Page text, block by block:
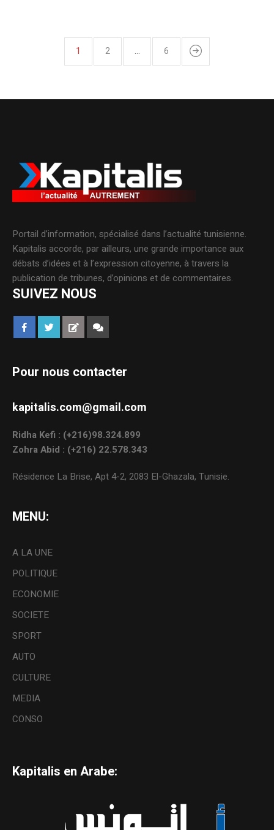
1 2 … 6
Portail d’information, spécialisé dans l’actualité tunisienne.
Kapitalis accorde, par ailleurs, une grande importance aux
débats d’idées et à l’expression citoyenne, à travers la
publication de tribunes, d’opinions et de commentaires.
SUIVEZ NOUS
Pour nous contacter
kapitalis.com@gmail.com
Ridha Kefi : (+216)98.324.899
Zohra Abid : (+216) 22.578.343
Résidence La Brise, Apt 4-2, 2083 El-Ghazala, Tunisie.
MENU:
A LA UNE
POLITIQUE
ECONOMIE
SOCIETE
SPORT
AUTO
CULTURE
MEDIA
CONSO
Kapitalis en Arabe: